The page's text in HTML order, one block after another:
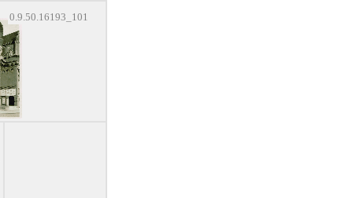
0.9.50.16193_101